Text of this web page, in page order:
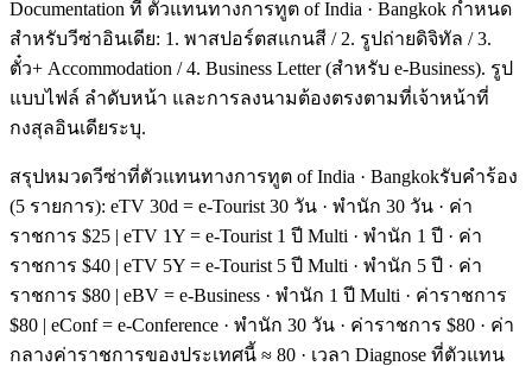
Documentation ที่ ตัวแทนทางการทูต of India · Bangkok กำหนด
สำหรับวีซ่าอินเดีย: 1. พาสปอร์ตสแกนสี / 2. รูปถ่ายดิจิทัล / 3.
ตั๋ว+ Accommodation / 4. Business Letter (สำหรับ e-Business). รูป
แบบไฟล์ ลำดับหน้า และการลงนามต้องตรงตามที่เจ้าหน้าที่
กงสุลอินเดียระบุ.
สรุปหมวดวีซ่าที่ตัวแทนทางการทูต of India · Bangkokรับคำร้อง
(5 รายการ): eTV 30d = e-Tourist 30 วัน · พำนัก 30 วัน · ค่า
ราชการ $25 | eTV 1Y = e-Tourist 1 ปี Multi · พำนัก 1 ปี · ค่า
ราชการ $40 | eTV 5Y = e-Tourist 5 ปี Multi · พำนัก 5 ปี · ค่า
ราชการ $80 | eBV = e-Business · พำนัก 1 ปี Multi · ค่าราชการ
$80 | eConf = e-Conference · พำนัก 30 วัน · ค่าราชการ $80 · ค่า
กลางค่าราชการของประเทศนี้ ≈ 80 · เวลา Diagnose ที่ตัวแทน